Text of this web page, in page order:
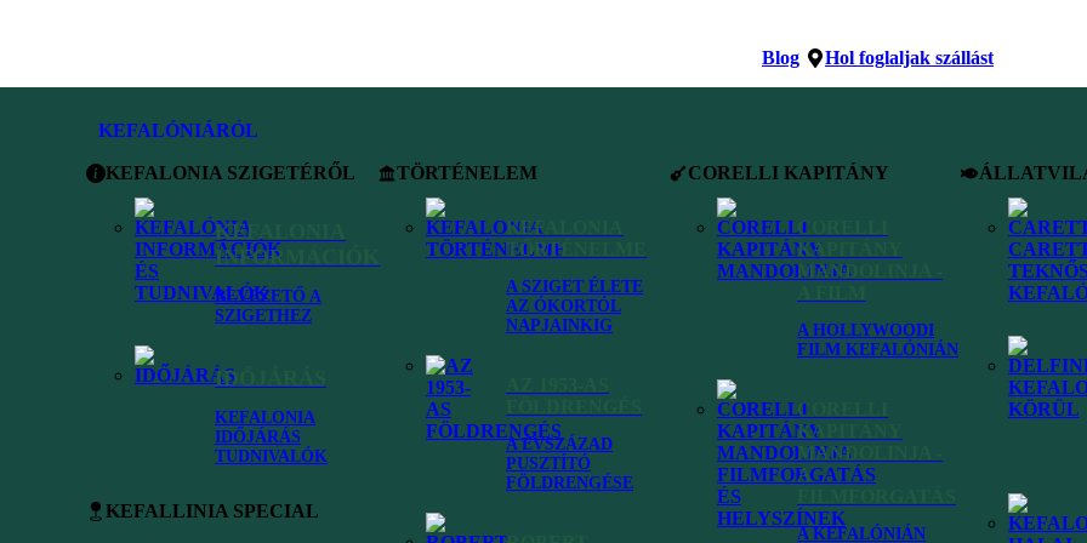
Blog Hol foglaljak szállást
KEFALÓNIÁRÓL
KEFALONIA SZIGETÉRŐL
KEFALONIA
INFORMÁCIÓK
BEVEZETŐ A
SZIGETHEZ
IDŐJÁRÁS
KEFALONIA
IDŐJÁRÁS
TUDNIVALÓK
KEFALLINIA SPECIAL
TÖRTÉNELEM
KEFALONIA
TÖRTÉNELME
A SZIGET ÉLETE
AZ ÓKORTÓL
NAPJAINKIG
A ÉVSZÁZAD
PUSZTÍTÓ
FÖLDRENGÉSE
CORELLI KAPITÁNY
CORELLI
KAPITÁNY
MANDOLINJA -
A HOLLYWOODI
FILM KEFALÓNIÁN
CORELLI
KAPITÁNY
MANDOLINJA -
A
A KEFALÓNIÁN